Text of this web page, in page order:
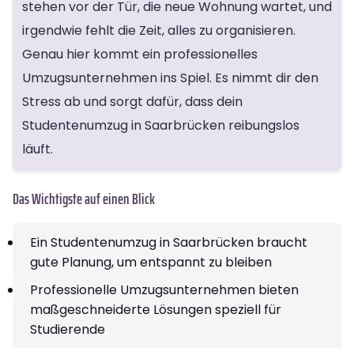
stehen vor der Tür, die neue Wohnung wartet, und
irgendwie fehlt die Zeit, alles zu organisieren.
Genau hier kommt ein professionelles
Umzugsunternehmen ins Spiel. Es nimmt dir den
Stress ab und sorgt dafür, dass dein
Studentenumzug in Saarbrücken reibungslos
läuft.
Das Wichtigste auf einen Blick
Ein Studentenumzug in Saarbrücken braucht
gute Planung, um entspannt zu bleiben
Professionelle Umzugsunternehmen bieten
maßgeschneiderte Lösungen speziell für
Studierende